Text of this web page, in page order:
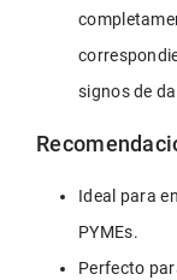
signos de
Ideal para
PYMEs.
Perfecto